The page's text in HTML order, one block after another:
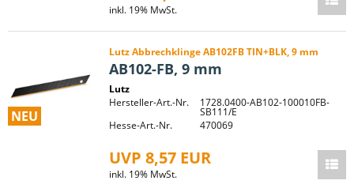
inkl. 19% MwSt.
NEU
Lutz Abbrechklinge AB102FB TIN+BLK, 9 mm
AB102-FB, 9 mm
Lutz
Hersteller-Art.-Nr.
1728.0400-AB102-100010FB-
SB111/E
Hesse-Art.-Nr.
470069
UVP 8,57 EUR
inkl. 19% MwSt.